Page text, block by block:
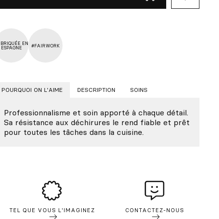
EN
ESPAGNE
#FAIRWORK
POURQUOI ON L'AIME DESCRIPTION SOINS
Professionnalisme et soin apporté à chaque détail.
Sa résistance aux déchirures le rend fiable et prêt
pour toutes les tâches dans la cuisine.
TEL QUE VOUS L'IMAGINEZ CONTACTEZ-NOUS